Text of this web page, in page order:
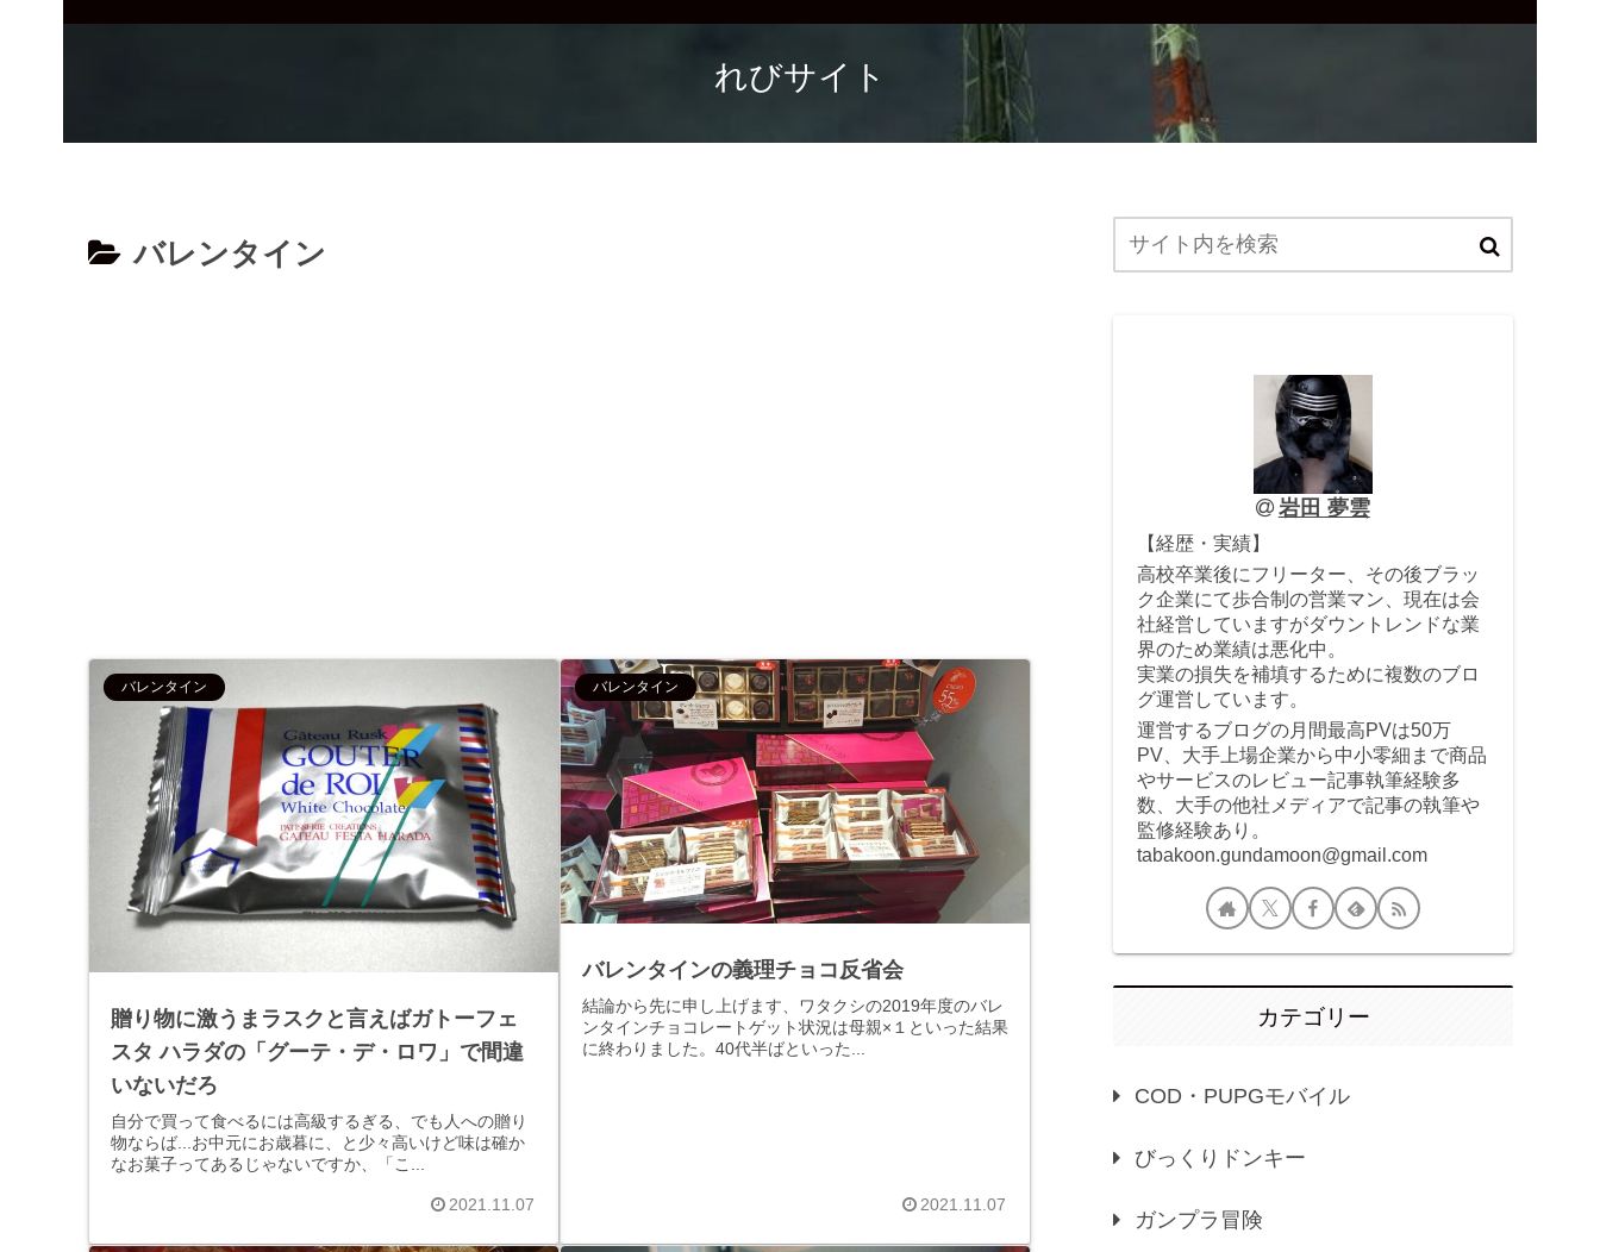
れびサイト
バレンタイン
バレンタイン
贈り物に激うまラスクと言えばガトーフェ
スタ ハラダの「グーテ・デ・ロワ」で間違
いないだろ
自分で買って食べるには高級するぎる、でも人への贈り
物ならば...お中元にお歳暮に、と少々高いけど味は確か
なお菓子ってあるじゃないですか、「こ...
2021.11.07
バレンタイン
バレンタインの義理チョコ反省会
結論から先に申し上げます、ワタクシの2019年度のバレ
ンタインチョコレートゲット状況は母親×１といった結果
に終わりました。40代半ばといった...
2021.11.07
岩田 夢雲
【経歴・実績】
高校卒業後にフリーター、その後ブラッ
ク企業にて歩合制の営業マン、現在は会
社経営していますがダウントレンドな業
界のため業績は悪化中。
実業の損失を補填するために複数のブロ
グ運営しています。
運営するブログの月間最高PVは50万
PV、大手上場企業から中小零細まで商品
やサービスのレビュー記事執筆経験多
数、大手の他社メディアで記事の執筆や
監修経験あり。
tabakoon.gundamoon@gmail.com
カテゴリー
COD・PUPGモバイル
びっくりドンキー
ガンプラ冒険